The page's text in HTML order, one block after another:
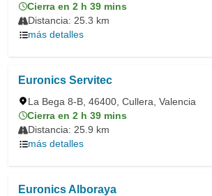
Cierra en 2 h 39 mins
Distancia: 25.3 km
más detalles
Euronics Servitec
La Bega 8-B, 46400, Cullera, Valencia
Cierra en 2 h 39 mins
Distancia: 25.9 km
más detalles
Euronics Alboraya